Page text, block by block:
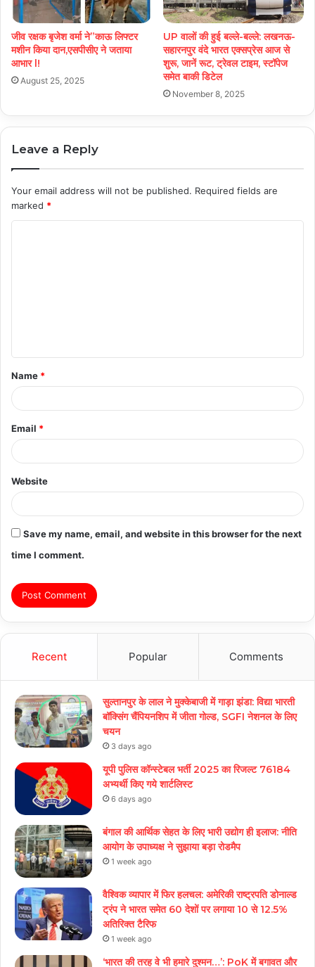
जीव रक्षक बृजेश वर्मा ने”काऊ लिफ्टर
मशीन किया दान,एसपीसीए ने जताया
आभार l!
August 25, 2025
UP वालों की हुई बल्ले-बल्ले: लखनऊ-
सहारनपुर वंदे भारत एक्सप्रेस आज से
शुरू, जानें रूट, ट्रेवल टाइम, स्टॉपेज
समेत बाकी डिटेल
November 8, 2025
Leave a Reply
Your email address will not be published. Required fields are
marked *
t
*
Name *
Email *
Website
Save my name, email, and website in this browser for the next
time I comment.
Recent Popular Comments
सुल्तानपुर के लाल ने मुक्केबाजी में गाड़ा झंडा: विद्या भारती
बॉक्सिंग चैंपियनशिप में जीता गोल्ड, SGFI नेशनल के लिए
चयन
3 days ago
यूपी पुलिस कॉन्स्टेबल भर्ती 2025 का रिजल्ट 76184
अभ्यर्थी किए गये शार्टलिस्ट
6 days ago
बंगाल की आर्थिक सेहत के लिए भारी उद्योग ही इलाज: नीत‌ि
आयोग के उपाध्यक्ष ने सुझाया बड़ा रोडमैप
1 week ago
वैश्विक व्यापार में फिर हलचल: अमेरिकी राष्ट्रपति डोनाल्ड
ट्रंप ने भारत समेत 60 देशों पर लगाया 10 से 12.5%
अतिरिक्त टैरिफ
1 week ago
‘भारत की तरह वे भी हमारे दुश्मन…’: PoK में बगावत और